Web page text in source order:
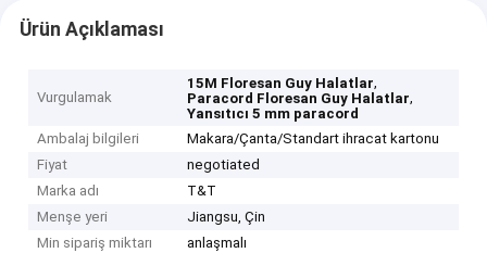
Ürün Açıklaması
Vurgulamak
15M Floresan Guy Halatlar,
Paracord Floresan Guy Halatlar,
Yansıtıcı 5 mm paracord
Ambalaj bilgileri
Makara/Çanta/Standart ihracat kartonu
Fiyat
negotiated
Marka adı
T&T
Menşe yeri
Jiangsu, Çin
Min sipariş miktarı
anlaşmalı